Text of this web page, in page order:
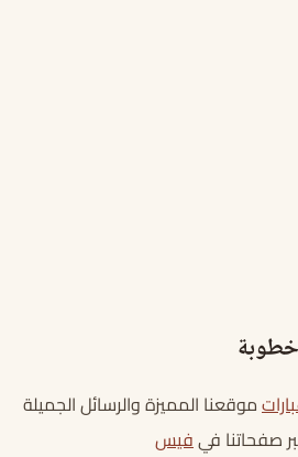
موقعنا المميزة والرسائل الجميلة
صفحاتنا فيفيس